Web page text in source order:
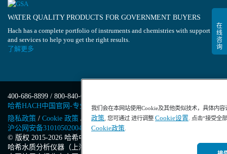
WATER QUALITY PRODUCTS FOR GOVERNMENT BUYERS
Hach has a complete portfolio of instruments and chemistries with support
and services to help you get the right results.
了解更多
400-686-8899 / 800-840-6026
哈希HACH中国官网-专业水质分析仪器
隐私政策 / Cookie 政策 / Cookie 设置/沪ICP备13034148号-4/
沪公网安备31010502004971号/沪(浦)应急管危经许[2023]201871
© 版权 2015-2026 哈希中国版权所有
哈希水质分析仪器（上海）有限公司
我们会在本网站使用Cookie及其他类似技术，具体内
政策, 您可通过 进行调整 Cookie设置. 点击“接受全
Cookie政策.